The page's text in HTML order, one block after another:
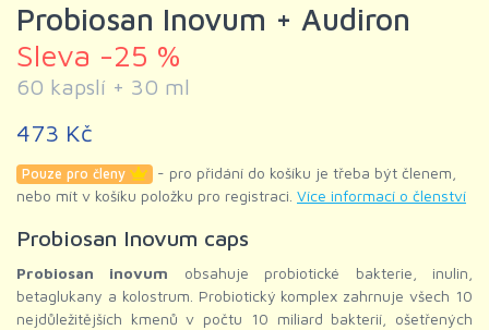
Probiosan Inovum + Audiron
Sleva -25 %
60 kapslí + 30 ml
473 Kč
Pouze pro členy
- pro přidání do košíku je třeba být členem,
nebo mít v košíku položku pro registraci. Více informací o členství
Probiosan Inovum caps
Probiosan inovum obsahuje probiotické bakterie, inulin,
betaglukany a kolostrum. Probiotický komplex zahrnuje všech 10
nejdůležitějších kmenů v počtu 10 miliard bakterií, ošetřených